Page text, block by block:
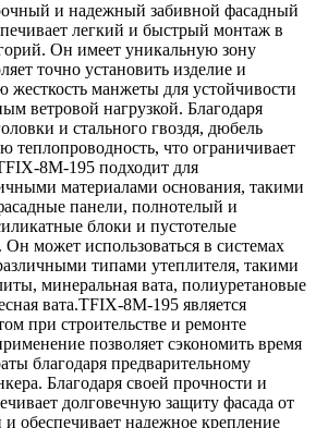
и надежный забивной фасадный
легкий и быстрый монтаж в
Он имеет уникальную зону
точно установить изделие и
жесткость манжеты для устойчивости
ветровой нагрузкой. Благодаря
и стального гвоздя, дюбель
теплопроводность, что ограничивает
8M-195 подходит для
материалами основания, такими
панели, полнотелый и
блоки и пустотелые
может использоваться в системах
типами утеплителя, такими
минеральная вата, полиуретановые
вата.TFIX-8M-195 является
при строительстве и ремонте
позволяет сэкономить время
благодаря предварительному
Благодаря своей прочности и
долговечную защиту фасада от
обеспечивает надежное крепление